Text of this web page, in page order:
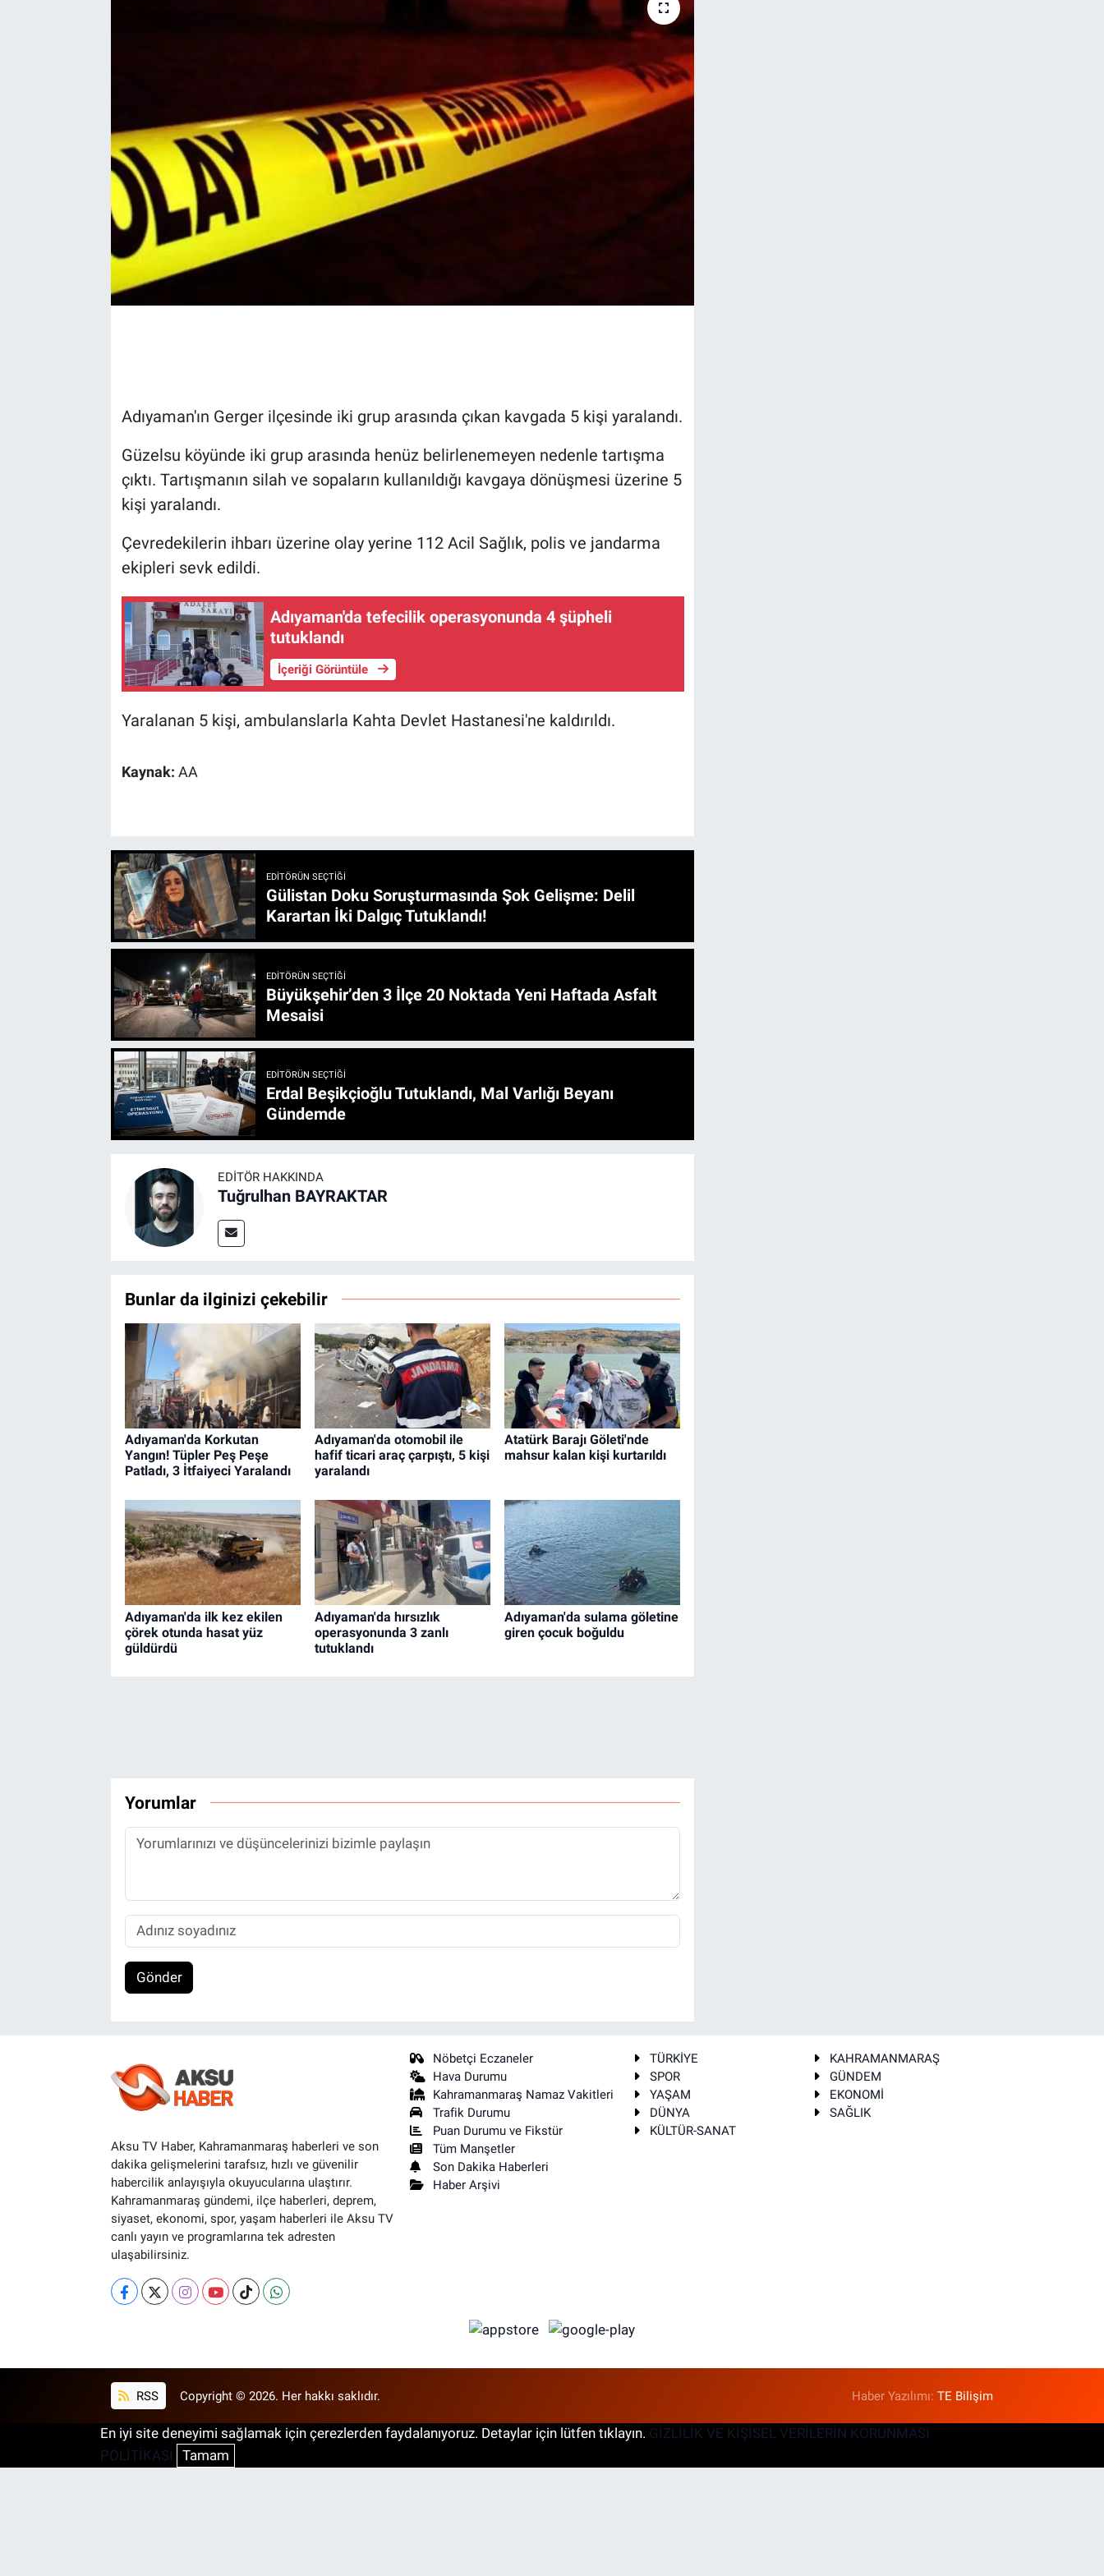
Adıyaman'ın Gerger ilçesinde iki grup arasında çıkan kavgada 5 kişi yaralandı.
Güzelsu köyünde iki grup arasında henüz belirlenemeyen nedenle tartışma
çıktı. Tartışmanın silah ve sopaların kullanıldığı kavgaya dönüşmesi üzerine 5
kişi yaralandı.
Çevredekilerin ihbarı üzerine olay yerine 112 Acil Sağlık, polis ve jandarma
ekipleri sevk edildi.
Adıyaman'da tefecilik operasyonunda 4 şüpheli
tutuklandı
İçeriği Görüntüle
Yaralanan 5 kişi, ambulanslarla Kahta Devlet Hastanesi'ne kaldırıldı.
Kaynak: AA
EDITÖRÜN SEÇTIĞI
Gülistan Doku Soruşturmasında Şok Gelişme: Delil
Karartan İki Dalgıç Tutuklandı!
EDITÖRÜN SEÇTIĞI
Büyükşehir’den 3 İlçe 20 Noktada Yeni Haftada Asfalt
Mesaisi
EDITÖRÜN SEÇTIĞI
Erdal Beşikçioğlu Tutuklandı, Mal Varlığı Beyanı
Gündemde
EDITÖR HAKKINDA
Tuğrulhan BAYRAKTAR
Bunlar da ilginizi çekebilir
Adıyaman'da Korkutan
Yangın! Tüpler Peş Peşe
Patladı, 3 İtfaiyeci Yaralandı
Adıyaman'da otomobil ile
hafif ticari araç çarpıştı, 5 kişi
yaralandı
Atatürk Barajı Göleti'nde
mahsur kalan kişi kurtarıldı
Adıyaman'da ilk kez ekilen
çörek otunda hasat yüz
güldürdü
Adıyaman'da hırsızlık
operasyonunda 3 zanlı
tutuklandı
Adıyaman'da sulama göletine
giren çocuk boğuldu
Yorumlar
Gönder
Aksu TV Haber, Kahramanmaraş haberleri ve son
dakika gelişmelerini tarafsız, hızlı ve güvenilir
habercilik anlayışıyla okuyucularına ulaştırır.
Kahramanmaraş gündemi, ilçe haberleri, deprem,
siyaset, ekonomi, spor, yaşam haberleri ile Aksu TV
canlı yayın ve programlarına tek adresten
ulaşabilirsiniz.
Nöbetçi Eczaneler
Hava Durumu
Kahramanmaraş Namaz Vakitleri
Trafik Durumu
Puan Durumu ve Fikstür
Tüm Manşetler
Son Dakika Haberleri
Haber Arşivi
TÜRKİYE
KAHRAMANMARAŞ
SPOR
GÜNDEM
YAŞAM
EKONOMİ
DÜNYA
SAĞLIK
KÜLTÜR-SANAT
RSS Copyright © 2026. Her hakkı saklıdır. Haber Yazılımı:TE Bilişim
En iyi site deneyimi sağlamak için çerezlerden faydalanıyoruz. Detaylar için lütfen tıklayın. GİZLİLİK VE KİŞİSEL VERİLERİN KORUNMASI
POLİTİKASI
Tamam